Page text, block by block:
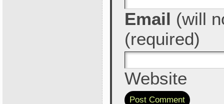
Email (will
(required)
Website